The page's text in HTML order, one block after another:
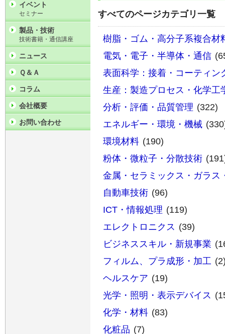
すべてのページカテゴリ一覧
樹脂・ゴム・高分子系複合材
電気・電子・半導体・通信
表面科学：接着・コーティン
生産：製造プロセス・化学工
分析・評価・品質管理 (322)
エネルギー・環境・機械
環境材料 (190)
粉体・微粒子・分散技術
金属・セラミックス・ガラス
自動車技術 (96)
ICT・情報処理 (119)
エレクトロニクス (39)
ビジネススキル・新規事業
フィルム、プラ成形・加工
ヘルスケア (19)
光学・照明・表示デバイス
化学・材料 (83)
化粧品 (7)
イベント
セミナー
製品・技術
技術書籍・通信講座
ニュース
Ｑ＆Ａ
コラム
会社概要
お問い合わせ